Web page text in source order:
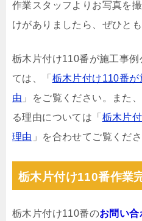
作業スタッフよりお写真を
けがありましたら、ぜひと
栃木片付け110番が施工事
ては、「 栃木片付け110番
由 」をご覧ください。また
る理由については「 栃木片
理由 」を合わせてご覧くださ
栃木片付け110番作業
栃木片付け110番のお問い